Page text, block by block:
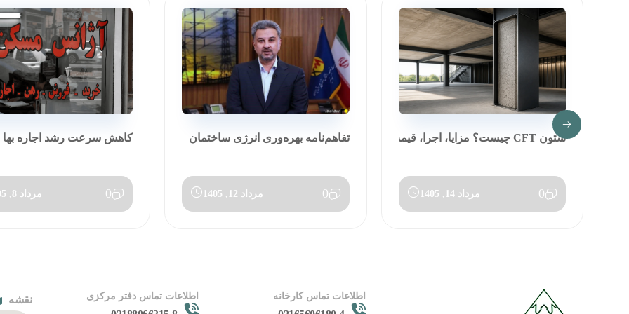
ستون CFT چیست؟ مزایا، اجرا، قیمت و مق...
0 مرداد 14, 1405
تفاهم‌نامه بهره‌وری انرژی ساختمان
0 مرداد 12, 1405
کاهش سرعت رشد اجاره بها در
0 مرداد 8, 1405
اطلاعات تماس کارخانه اطلاعات تماس دفتر مرکزی نقشه